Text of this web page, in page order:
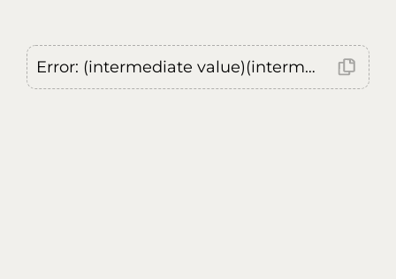
Error: (intermediate value)(intermediate value)(intermediate value).replaceAll is not a function